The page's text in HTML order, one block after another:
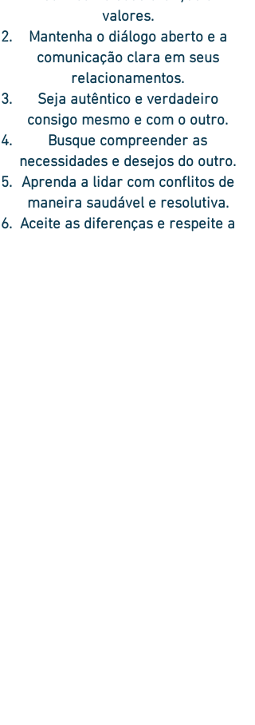
valores.
Mantenha o diálogo aberto e a
comunicação clara em seus
relacionamentos.
Seja autêntico e verdadeiro
consigo mesmo e com o outro.
Busque compreender as
necessidades e desejos do outro.
Aprenda a lidar com conflitos de
maneira saudável e resolutiva.
Aceite as diferenças e respeite a